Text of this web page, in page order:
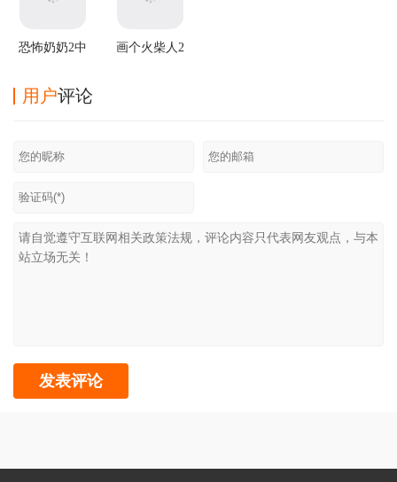
恐怖奶奶2中
画个火柴人2
用户评论